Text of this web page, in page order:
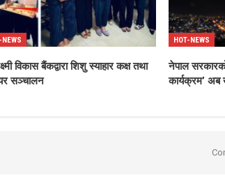
NEWS
विकास बैंकद्वारा शिशु स्याहार कक्ष तथा
सञ्चालन
HOT-NEWS
नेपाल
कार्यक्रम’ अब